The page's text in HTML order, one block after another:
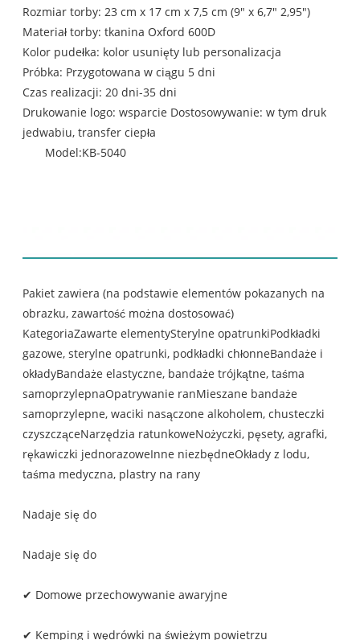
Rozmiar torby: 23 cm x 17 cm x 7,5 cm (9" x 6,7" 2,95")
Materiał torby: tkanina Oxford 600D
Kolor pudełka: kolor usunięty lub personalizacja
Próbka: Przygotowana w ciągu 5 dni
Czas realizacji: 20 dni-35 dni
Drukowanie logo: wsparcie Dostosowywanie: w tym druk
jedwabiu, transfer ciepła
Model:KB-5040
Pakiet zawiera (na podstawie elementów pokazanych na
obrazku, zawartość można dostosować)
KategoriaZawarte elementySterylne opatrunkiPodkładki
gazowe, sterylne opatrunki, podkładki chłonneBandaże i
okładyBandaże elastyczne, bandaże trójkątne, taśma
samoprzylepnaOpatrywanie ranMieszane bandaże
samoprzylepne, waciki nasączone alkoholem, chusteczki
czyszcząceNarzędzia ratunkoweNożyczki, pęsety, agrafki,
rękawiczki jednorazoweInne niezbędneOkłady z lodu,
taśma medyczna, plastry na rany
Nadaje się do
Nadaje się do
✔ Domowe przechowywanie awaryjne
✔ Kemping i wędrówki na świeżym powietrzu